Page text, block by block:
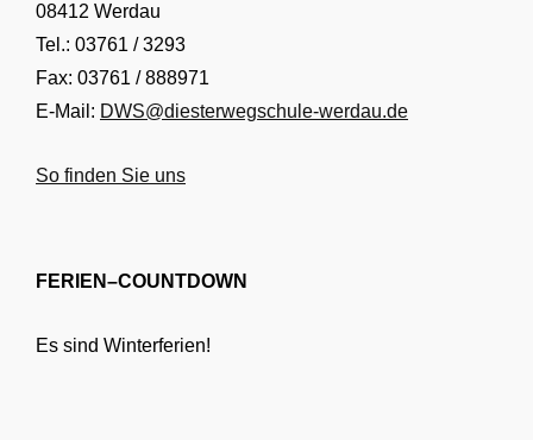
08412 Werdau
Tel.: 03761 / 3293
Fax: 03761 / 888971
E-Mail: DWS@diesterwegschule-werdau.de
So finden Sie uns
FERIEN–COUNTDOWN
Es sind Winterferien!